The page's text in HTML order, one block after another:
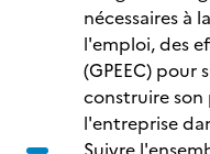
nécessaires à
l'emploi, des
(GPEEC) pour
construire son
l'entreprise